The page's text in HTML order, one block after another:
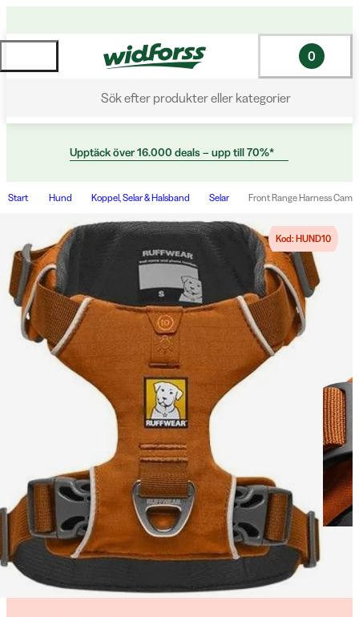
Sök efter produkter eller kategorier
0
Upptäck över 16.000 deals – upp till 70%*
Start Hund Koppel, Selar & Halsband Selar Front Range Harness
Kod: HUND10